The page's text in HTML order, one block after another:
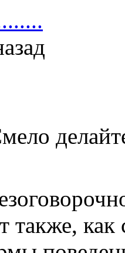
также,